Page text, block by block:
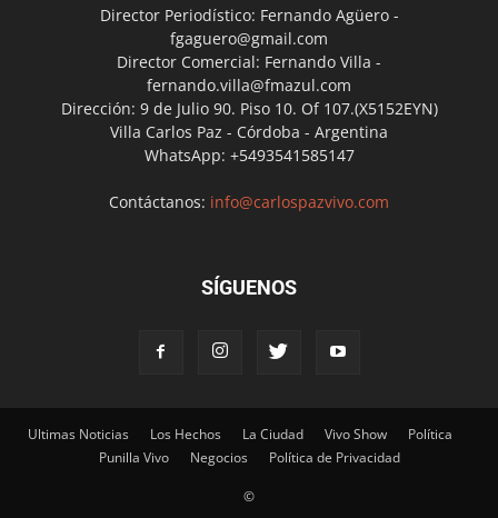
Director Periodístico: Fernando Agüero -
fgaguero@gmail.com
Director Comercial: Fernando Villa -
fernando.villa@fmazul.com
Dirección: 9 de Julio 90. Piso 10. Of 107.(X5152EYN)
Villa Carlos Paz - Córdoba - Argentina
WhatsApp: +5493541585147
Contáctanos: info@carlospazvivo.com
SÍGUENOS
Ultimas Noticias Los Hechos La Ciudad Vivo Show
Política
Punilla Vivo
Negocios Política de Privacidad
©